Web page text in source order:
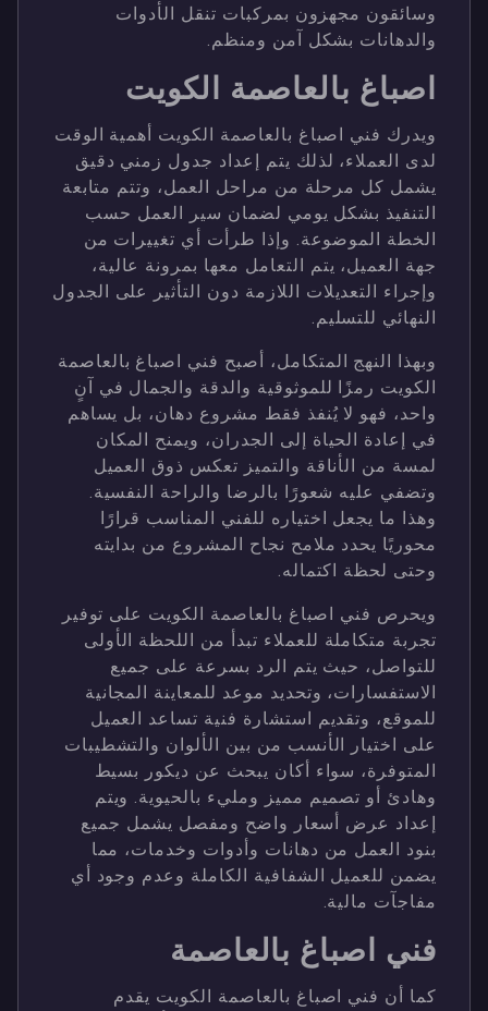
وسائقون مجهزون بمركبات تنقل الأدوات
والدهانات بشكل آمن ومنظم.
اصباغ بالعاصمة الكويت
ويدرك فني اصباغ بالعاصمة الكويت أهمية الوقت
لدى العملاء، لذلك يتم إعداد جدول زمني دقيق
يشمل كل مرحلة من مراحل العمل، وتتم متابعة
التنفيذ بشكل يومي لضمان سير العمل حسب
الخطة الموضوعة. وإذا طرأت أي تغييرات من
جهة العميل، يتم التعامل معها بمرونة عالية،
وإجراء التعديلات اللازمة دون التأثير على الجدول
النهائي للتسليم.
وبهذا النهج المتكامل، أصبح فني اصباغ بالعاصمة
الكويت رمزًا للموثوقية والدقة والجمال في آنٍ
واحد، فهو لا يُنفذ فقط مشروع دهان، بل يساهم
في إعادة الحياة إلى الجدران، ويمنح المكان
لمسة من الأناقة والتميز تعكس ذوق العميل
وتضفي عليه شعورًا بالرضا والراحة النفسية.
وهذا ما يجعل اختياره للفني المناسب قرارًا
محوريًا يحدد ملامح نجاح المشروع من بدايته
وحتى لحظة اكتماله.
ويحرص فني اصباغ بالعاصمة الكويت على توفير
تجربة متكاملة للعملاء تبدأ من اللحظة الأولى
للتواصل، حيث يتم الرد بسرعة على جميع
الاستفسارات، وتحديد موعد للمعاينة المجانية
للموقع، وتقديم استشارة فنية تساعد العميل
على اختيار الأنسب من بين الألوان والتشطيبات
المتوفرة، سواء أكان يبحث عن ديكور بسيط
وهادئ أو تصميم مميز ومليء بالحيوية. ويتم
إعداد عرض أسعار واضح ومفصل يشمل جميع
بنود العمل من دهانات وأدوات وخدمات، مما
يضمن للعميل الشفافية الكاملة وعدم وجود أي
مفاجآت مالية.
فني اصباغ بالعاصمة
كما أن فني اصباغ بالعاصمة الكويت يقدم